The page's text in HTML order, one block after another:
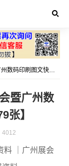
印展展商名片【79张】
暨广州数
张】
4012
料
｜广州展会